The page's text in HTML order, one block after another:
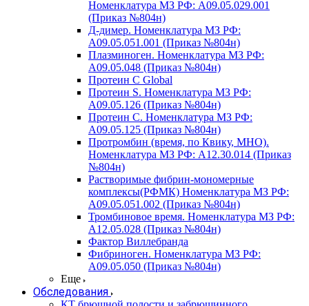
Номенклатура МЗ РФ: A09.05.029.001
(Приказ №804н)
Д-димер. Номенклатура МЗ РФ:
A09.05.051.001 (Приказ №804н)
Плазминоген. Номенклатура МЗ РФ:
A09.05.048 (Приказ №804н)
Протеин C Global
Протеин S. Номенклатура МЗ РФ:
A09.05.126 (Приказ №804н)
Протеин С. Номенклатура МЗ РФ:
A09.05.125 (Приказ №804н)
Протромбин (время, по Квику, МНО).
Номенклатура МЗ РФ: A12.30.014 (Приказ
№804н)
Растворимые фибрин-мономерные
комплексы(РФМК) Номенклатура МЗ РФ:
A09.05.051.002 (Приказ №804н)
Тромбиновое время. Номенклатура МЗ РФ:
A12.05.028 (Приказ №804н)
Фактор Виллебранда
Фибриноген. Номенклатура МЗ РФ:
A09.05.050 (Приказ №804н)
Еще
Обследования